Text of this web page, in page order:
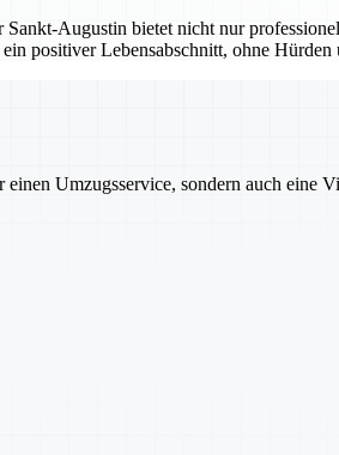
Augustin bietet nicht nur
positiver Lebensabschnitt, ohne Hürden
Umzugsservice, sondern auch eine